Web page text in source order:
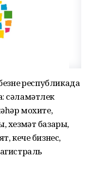
республикада
сәламәтлек
мохите,
хезмәт базары,
кече бизнес,